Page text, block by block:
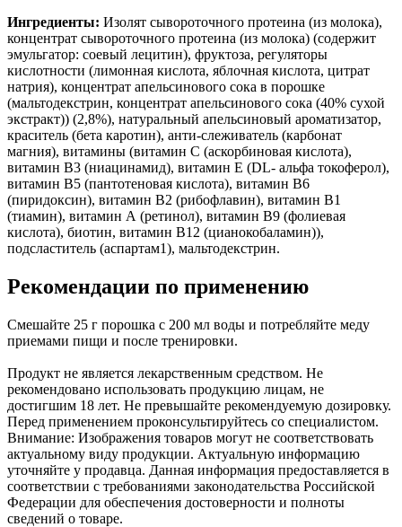
Ингредиенты: Изолят сывороточного протеина (из молока),
концентрат сывороточного протеина (из молока) (содержит
эмульгатор: соевый лецитин), фруктоза, регуляторы
кислотности (лимонная кислота, яблочная кислота, цитрат
натрия), концентрат апельсинового сока в порошке
(мальтодекстрин, концентрат апельсинового сока (40% сухой
экстракт)) (2,8%), натуральный апельсиновый ароматизатор,
краситель (бета каротин), анти-слеживатель (карбонат
магния), витамины (витамин С (аскорбиновая кислота),
витамин В3 (ниацинамид), витамин Е (DL- альфа токоферол),
витамин В5 (пантотеновая кислота), витамин В6
(пиридоксин), витамин В2 (рибофлавин), витамин В1
(тиамин), витамин А (ретинол), витамин В9 (фолиевая
кислота), биотин, витамин В12 (цианокобаламин)),
подсластитель (аспартам1), мальтодекстрин.
Рекомендации по применению
Смешайте 25 г порошка с 200 мл воды и потребляйте меду
приемами пищи и после тренировки.
Продукт не является лекарственным средством. Не
рекомендовано использовать продукцию лицам, не
достигшим 18 лет. Не превышайте рекомендуемую дозировку.
Перед применением проконсультируйтесь со специалистом.
Внимание: Изображения товаров могут не соответствовать
актуальному виду продукции. Актуальную информацию
уточняйте у продавца. Данная информация предоставляется в
соответствии с требованиями законодательства Российской
Федерации для обеспечения достоверности и полноты
сведений о товаре.